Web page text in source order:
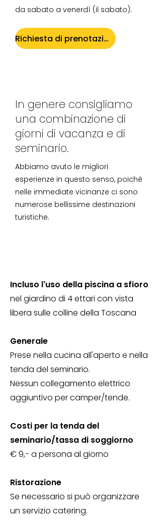
da sabato a venerdì (il sabato).
Richiesta di prenotazione
In genere consigliamo
una combinazione di
giorni di vacanza e di
seminario.
Abbiamo avuto le migliori
esperienze in questo senso, poiché
nelle immediate vicinanze ci sono
numerose bellissime destinazioni
turistiche.
Incluso l'uso della piscina a sfioro
nel giardino di 4 ettari con vista
libera sulle colline della Toscana
Generale
Prese nella cucina all'aperto e nella
tenda del seminario.
Nessun collegamento elettrico
aggiuntivo per camper/tende.
Costi per la tenda del
seminario/tassa di soggiorno
€ 9,- a persona al giorno
Ristorazione
Se necessario si può organizzare
un servizio catering.